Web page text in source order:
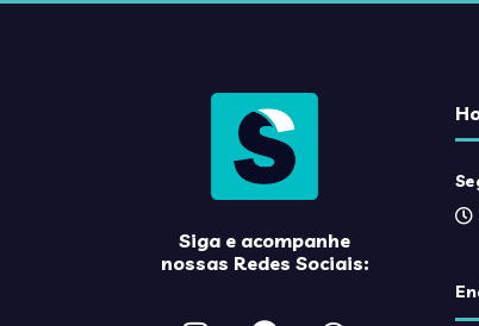
Siga e acompanhe
nossas Redes Sociais: